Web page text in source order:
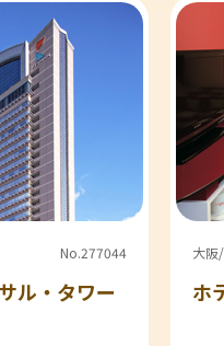
No.277044
ル・タワー
大阪
ホ